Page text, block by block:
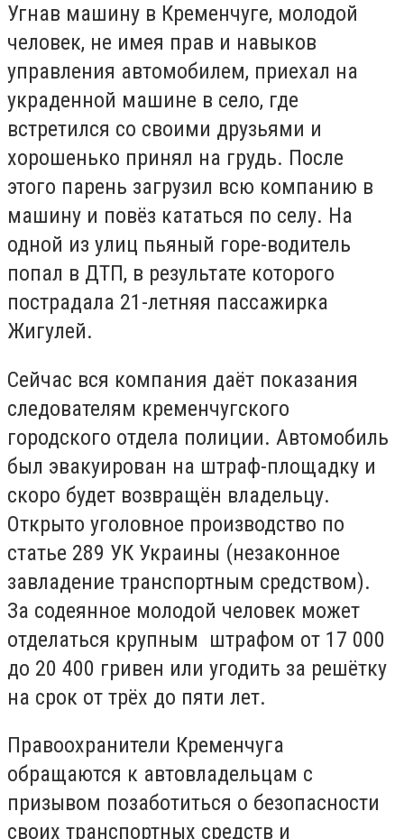
Угнав машину в Кременчуге, молодой
человек, не имея прав и навыков
управления автомобилем, приехал на
украденной машине в село, где
встретился со своими друзьями и
хорошенько принял на грудь. После
этого парень загрузил всю компанию в
машину и повёз кататься по селу. На
одной из улиц пьяный горе-водитель
попал в ДТП, в результате которого
пострадала 21-летняя пассажирка
Жигулей.
Сейчас вся компания даёт показания
следователям кременчугского
городского отдела полиции. Автомобиль
был эвакуирован на штраф-площадку и
скоро будет возвращён владельцу.
Открыто уголовное производство по
статье 289 УК Украины (незаконное
завладение транспортным средством).
За содеянное молодой человек может
отделаться крупным штрафом от 17 000
до 20 400 гривен или угодить за решётку
на срок от трёх до пяти лет.
Правоохранители Кременчуга
обращаются к автовладельцам с
призывом позаботиться о безопасности
своих транспортных средств и